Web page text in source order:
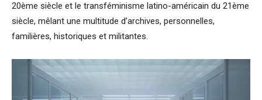
20ème siècle et le transféminisme latino-américain du 21ème
siècle, mêlant une multitude d’archives, personnelles,
familières, historiques et militantes.